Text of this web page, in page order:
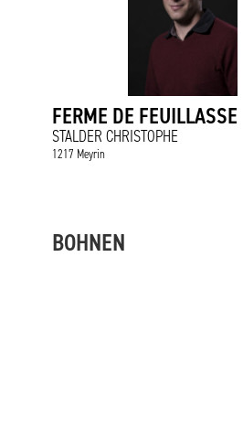
FERME DE FEUILLASSE
STALDER CHRISTOPHE
1217 Meyrin
BOHNEN